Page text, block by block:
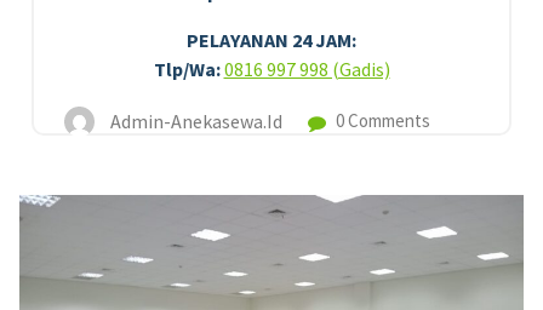
PELAYANAN 24 JAM:
Tlp/Wa:0816 997 998 (Gadis)
Admin-Anekasewa.id 0 Comments